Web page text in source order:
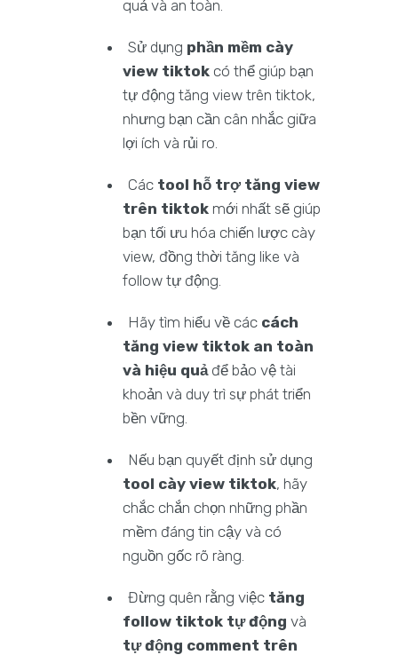
quả và an toàn.
Sử dụng phần mềm cày
view tiktok có thể giúp bạn
tự động tăng view trên tiktok,
nhưng bạn cần cân nhắc giữa
lợi ích và rủi ro.
Các tool hỗ trợ tăng view
trên tiktok mới nhất sẽ giúp
bạn tối ưu hóa chiến lược cày
view, đồng thời tăng like và
follow tự động.
Hãy tìm hiểu về các cách
tăng view tiktok an toàn
và hiệu quảđể bảo vệ tài
khoản và duy trì sự phát triển
bền vững.
Nếu bạn quyết định sử dụng
tool cày view tiktok, hãy
chắc chắn chọn những phần
mềm đáng tin cậy và có
nguồn gốc rõ ràng.
Đừng quên rằng việc tăng
follow tiktok tự động và
tự động comment trên